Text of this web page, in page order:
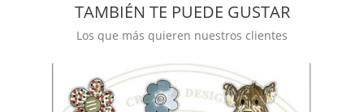
TAMBIÉN TE PUEDE GUSTAR
Los que más quieren nuestros clientes